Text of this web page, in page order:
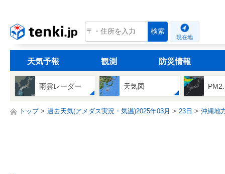
tenki.jp 検索
現在地
天気予報 観測 防災情報
雨雲レーダー 天気図
トップ 過去天気(アメダス実況・気温)2025年03月 23日 沖縄地